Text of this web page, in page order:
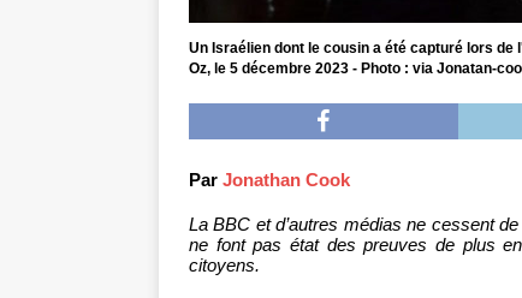
Un Israélien dont le cousin a été capturé lors
Oz, le 5 décembre 2023 - Photo : via Jonatan-
Par Jonathan Cook
La BBC et d’autres médias ne cessent
ne font pas état des preuves de plus
citoyens.